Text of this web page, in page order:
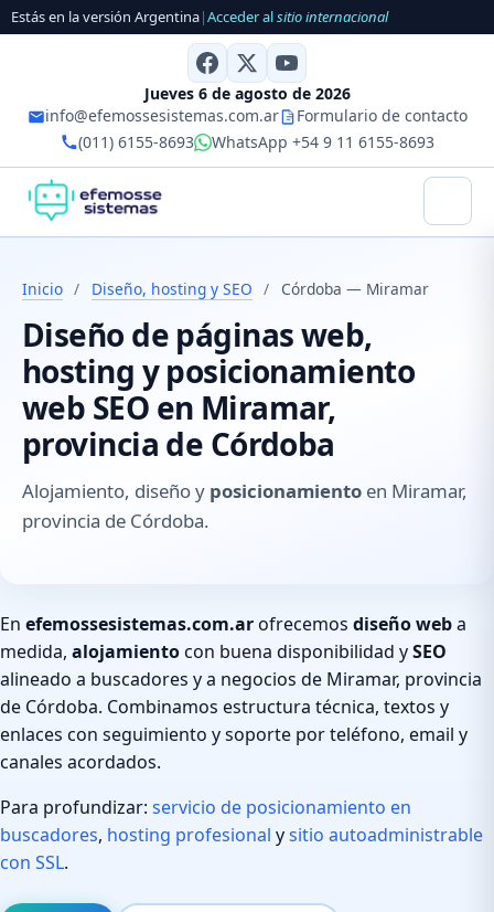
Estás en la versión Argentina|Acceder alsitio internacional
Jueves 6 de agosto de 2026
info@efemossesistemas.com.ar
Formulario de contacto
(011) 6155-8693
WhatsApp +54 9 11 6155-8693
Inicio / Diseño, hosting y SEO / Córdoba — Miramar
Diseño de páginas web,
hosting y posicionamiento
web SEO en Miramar,
provincia de Córdoba
Alojamiento, diseño y posicionamiento en Miramar,
provincia de Córdoba.
En efemossesistemas.com.arofrecemos diseño weba
medida, alojamientocon buena disponibilidad ySEO
alineado a buscadores y a negocios de Miramar, provincia
de Córdoba. Combinamos estructura técnica, textos y
enlaces con seguimiento y soporte por teléfono, email y
canales acordados.
Para profundizar: servicio de posicionamiento en
buscadores, hosting profesional ysitio autoadministrable
con SSL.